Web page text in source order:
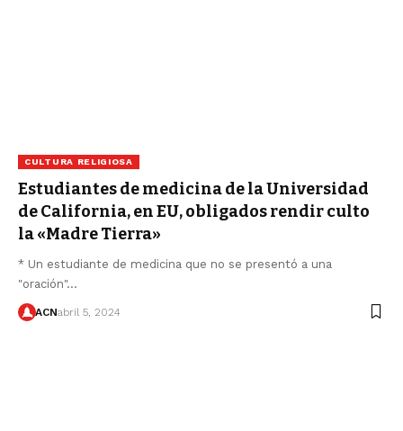
CULTURA RELIGIOSA
Estudiantes de medicina de la Universidad
de California, en EU, obligados rendir culto
la «Madre Tierra»
* Un estudiante de medicina que no se presentó a una
"oración"…
ACNabril 5, 2024